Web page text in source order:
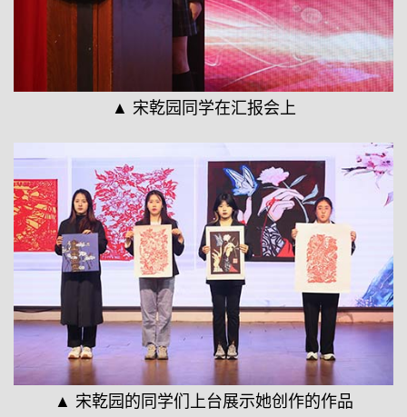
▲ 宋乾园同学在汇报会上
▲ 宋乾园的同学们上台展示她创作的作品